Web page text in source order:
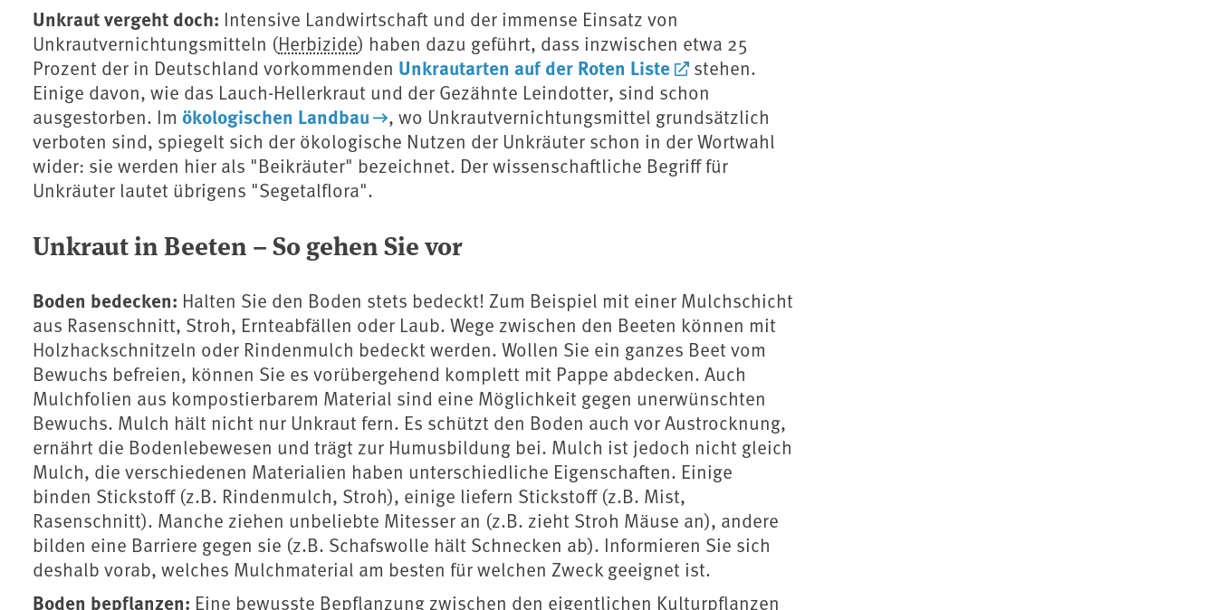
Unkraut vergeht doch: Intensive Landwirtschaft und der immense Einsatz von
Unkrautvernichtungsmitteln (Herbizide) haben dazu geführt, dass inzwischen etwa 25
Prozent der in Deutschland vorkommenden Unkrautarten auf der Roten Liste
stehen.
Einige davon, wie das Lauch-Hellerkraut und der Gezähnte Leindotter, sind schon
ausgestorben. Im ökologischen Landbau
, wo Unkrautvernichtungsmittel grundsätzlich
verboten sind, spiegelt sich der ökologische Nutzen der Unkräuter schon in der Wortwahl
wider: sie werden hier als "Beikräuter" bezeichnet. Der wissenschaftliche Begriff für
Unkräuter lautet übrigens "Segetalflora".
Unkraut in Beeten – So gehen Sie vor
Boden bedecken: Halten Sie den Boden stets bedeckt! Zum Beispiel mit einer Mulchschicht
aus Rasenschnitt, Stroh, Ernteabfällen oder Laub. Wege zwischen den Beeten können mit
Holzhackschnitzeln oder Rindenmulch bedeckt werden. Wollen Sie ein ganzes Beet vom
Bewuchs befreien, können Sie es vorübergehend komplett mit Pappe abdecken. Auch
Mulchfolien aus kompostierbarem Material sind eine Möglichkeit gegen unerwünschten
Bewuchs. Mulch hält nicht nur Unkraut fern. Es schützt den Boden auch vor Austrocknung,
ernährt die Bodenlebewesen und trägt zur Humusbildung bei. Mulch ist jedoch nicht gleich
Mulch, die verschiedenen Materialien haben unterschiedliche Eigenschaften. Einige
binden Stickstoff (z.B. Rindenmulch, Stroh), einige liefern Stickstoff (z.B. Mist,
Rasenschnitt). Manche ziehen unbeliebte Mitesser an (z.B. zieht Stroh Mäuse an), andere
bilden eine Barriere gegen sie (z.B. Schafswolle hält Schnecken ab). Informieren Sie sich
deshalb vorab, welches Mulchmaterial am besten für welchen Zweck geeignet ist.
Boden bepflanzen: Eine bewusste Bepflanzung zwischen den eigentlichen Kulturpflanzen